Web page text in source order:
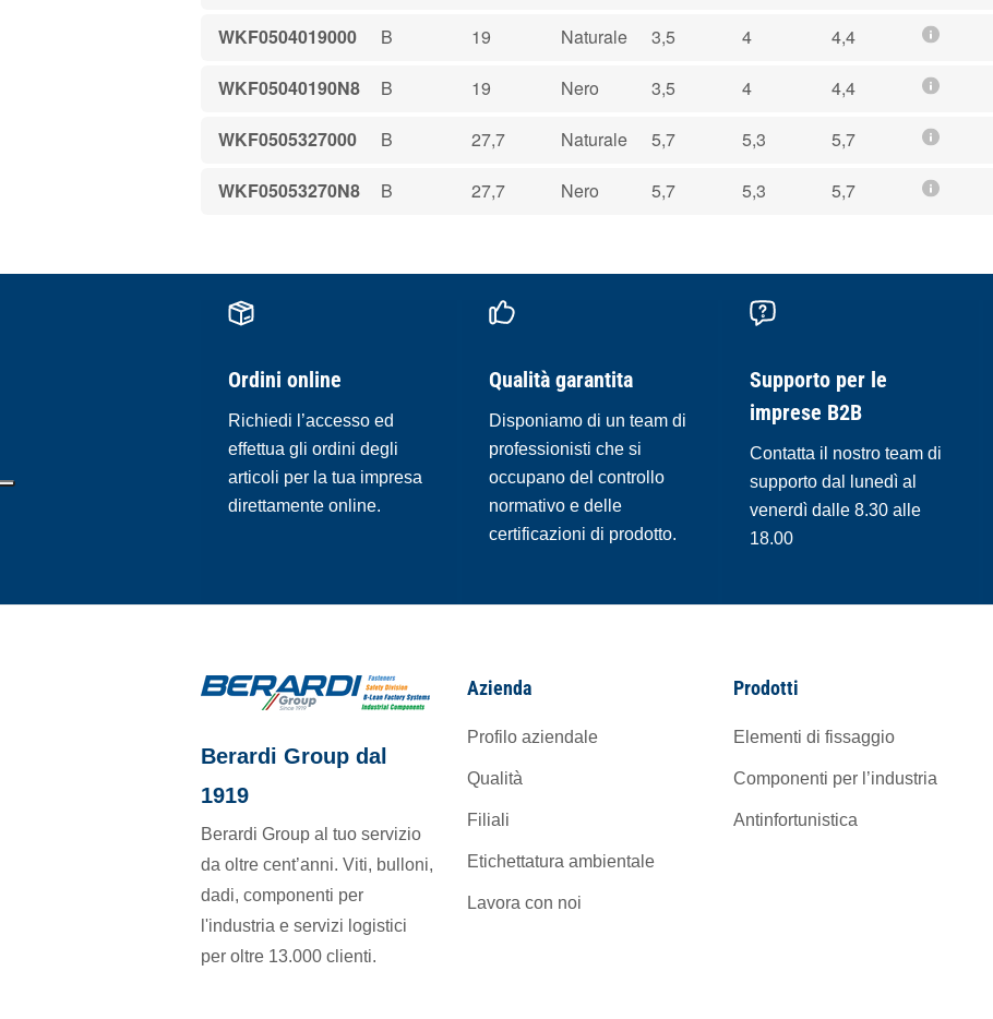
WKF0504019000 B 19 Naturale 3,5 4 4,4
WKF05040190N8 B 19 Nero 3,5 4 4,4
WKF0505327000 B 27,7 Naturale 5,7 5,3 5,7
WKF05053270N8 B 27,7 Nero 5,7 5,3 5,7
Ordini online
Richiedi l’accesso ed
effettua gli ordini degli
articoli per la tua impresa
direttamente online.
Qualità garantita
Disponiamo di un team di
professionisti che si
occupano del controllo
normativo e delle
certificazioni di prodotto.
Supporto per le
imprese B2B
Contatta il nostro team di
supporto dal lunedì al
venerdì dalle 8.30 alle
18.00
Berardi Group dal
1919
Berardi Group al tuo servizio
da oltre cent’anni. Viti, bulloni,
dadi, componenti per
l'industria e servizi logistici
per oltre 13.000 clienti.
Azienda
Profilo aziendale
Qualità
Filiali
Etichettatura ambientale
Lavora con noi
Prodotti
Elementi di fissaggio
Componenti per l’industria
Antinfortunistica